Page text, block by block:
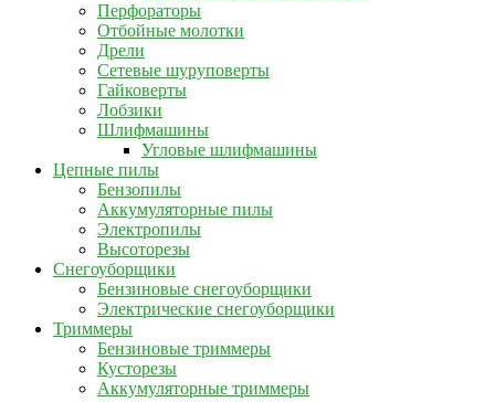
Перфораторы
Отбойные молотки
Дрели
Сетевые шуруповерты
Гайковерты
Лобзики
Шлифмашины
Угловые шлифмашины
Цепные пилы
Бензопилы
Аккумуляторные пилы
Электропилы
Высоторезы
Снегоуборщики
Бензиновые снегоуборщики
Электрические снегоуборщики
Триммеры
Бензиновые триммеры
Кусторезы
Аккумуляторные триммеры